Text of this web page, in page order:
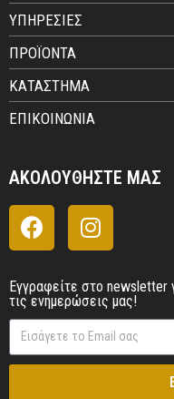
ΥΠΗΡΕΣΙΕΣ
ΠΡΟΪΟΝΤΑ
ΚΑΤΑΣΤΗΜΑ
ΕΠΙΚΟΙΝΩΝΙΑ
ΑΚΟΛΟΥΘΗΣΤΕ ΜΑΣ
Εγγραφείτε στο newsletter
τις ενημερώσεις μας!